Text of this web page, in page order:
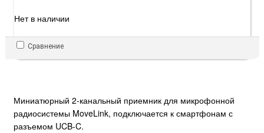
Нет в наличии
Сравнение
Миниатюрный 2-канальный приемник для микрофонной
радиосистемы MoveLink, подключается к смартфонам с
разъемом UCB-C.